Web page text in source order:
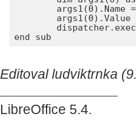
end sub
Editoval ludviktrnka
LibreOffice 5.4.